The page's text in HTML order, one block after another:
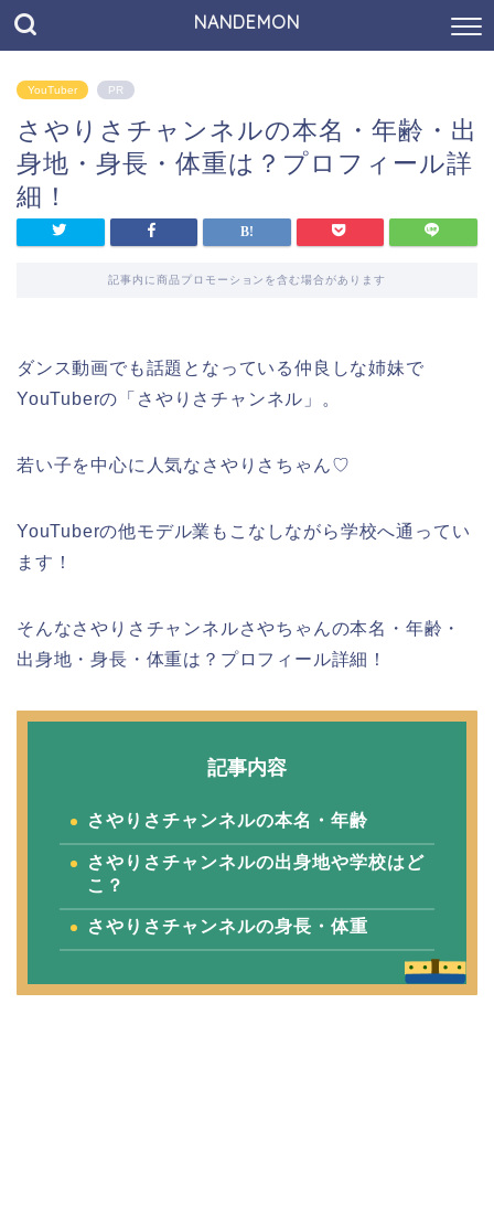
NANDEMON
YouTuber PR
さやりさチャンネルの本名・年齢・出
身地・身長・体重は？プロフィール詳
細！
記事内に商品プロモーションを含む場合があります
ダンス動画でも話題となっている仲良しな姉妹で
YouTuberの「さやりさチャンネル」。
若い子を中心に人気なさやりさちゃん♡
YouTuberの他モデル業もこなしながら学校へ通ってい
ます！
そんなさやりさチャンネルさやちゃんの本名・年齢・
出身地・身長・体重は？プロフィール詳細！
記事内容
さやりさチャンネルの本名・年齢
さやりさチャンネルの出身地や学校はど
こ？
さやりさチャンネルの身長・体重